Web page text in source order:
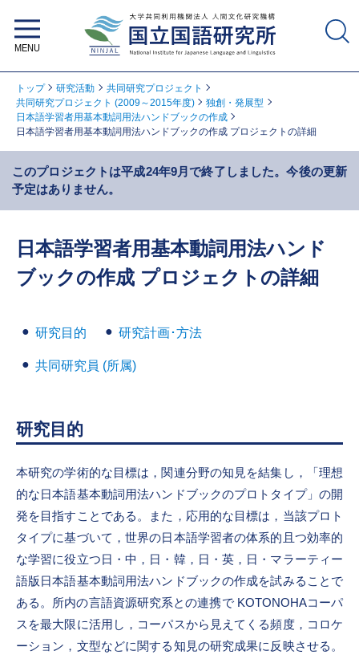
トップ 研究活動
共同研究プロジェクト
共同研究プロジェクト (2009～2015年度)
独創・発展型
日本語学習者用基本動詞用法ハンドブックの作成
日本語学習者用基本動詞用法ハンドブックの作成 プロジェクトの詳細
このプロジェクトは平成24年9月で終了しました。今後の更新
予定はありません。
日本語学習者用基本動詞用法ハンド
ブックの作成 プロジェクトの詳細
研究目的 研究計画･方法
共同研究員 (所属)
研究目的
本研究の学術的な目標は，関連分野の知見を結集し，「理想
的な日本語基本動詞用法ハンドブックのプロトタイプ」の開
発を目指すことである。また，応用的な目標は，当該プロト
タイプに基づいて，世界の日本語学習者の体系的且つ効率的
な学習に役立つ日・中，日・韓，日・英，日・マラーティー
語版日本語基本動詞用法ハンドブックの作成を試みることで
ある。所内の言語資源研究系との連携で KOTONOHAコーパ
スを最大限に活用し，コーパスから見えてくる頻度，コロケ
ーション，文型などに関する知見の研究成果に反映させる。